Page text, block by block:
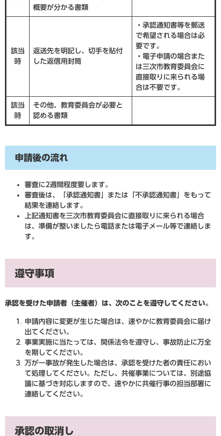
概要が分かる書類
該当
時
返送先を明記し、切手を貼付
した返信用封筒
・承認通知書等を郵送
で希望される場合は必
要です。
・電子申請の場合また
は三次市教育委員会に
直接取りに来られる場
合は不要です。
該当
時
その他、教育委員会が必要と
認める書類
申請後の流れ
審査に2週間程度要します。
審査後は、「承認通知書」または「不承認通知書」をもって
結果を連絡します。
上記通知書を三次市教育委員会に直接取りに来られる場合
は、準備が整いましたら電話または電子メール等で連絡しま
す。
遵守事項
承認を受けた申請者（主催者）は、次のことを遵守してください。
申請内容に変更が生じた場合は、速やかに教育委員会に届け
出てください。
事業実施に当たっては、関係法令を遵守し、事故防止に万全
を期してください。
万が一事故が発生した場合は、承認を受けた者の責任におい
て処理してください。ただし、共催事業については、別途協
議に基づき対応しますので、速やかに共催行事の担当部署に
連絡してください。
承認の取消し